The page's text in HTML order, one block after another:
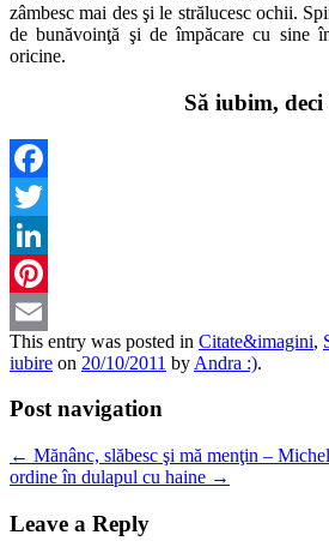
zâmbesc mai des şi le strălucesc ochii.
de bunăvoinţă şi de împăcare cu sine
oricine.
Să iubim, deci
Facebook
Twitter
LinkedIn
Pinterest
Email
This entry was posted in Citate&imagini,
iubire on 20/10/2011 by Andra :).
Post navigation
← Mănânc, slăbesc şi mă menţin –
ordine în dulapul cu haine →
Leave a Reply